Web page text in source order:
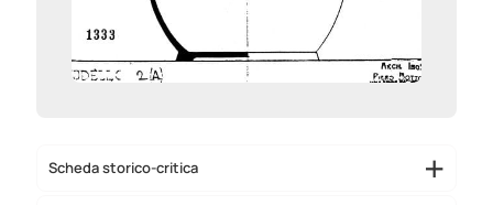
Scheda storico-critica